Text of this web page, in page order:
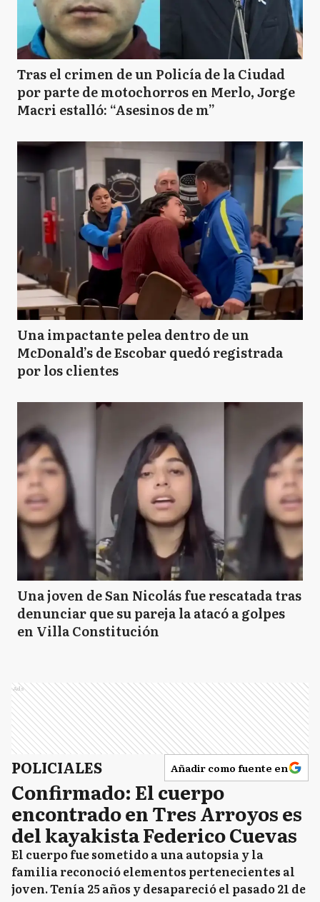
Tras el crimen de un Policía de la Ciudad
por parte de motochorros en Merlo, Jorge
Macri estalló: “Asesinos de m”
Una impactante pelea dentro de un
McDonald’s de Escobar quedó registrada
por los clientes
Una joven de San Nicolás fue rescatada tras
denunciar que su pareja la atacó a golpes
en Villa Constitución
Ads
POLICIALES Añadir como fuente en
Confirmado: El cuerpo
encontrado en Tres Arroyos es
del kayakista Federico Cuevas
El cuerpo fue sometido a una autopsia y la
familia reconoció elementos pertenecientes al
joven. Tenía 25 años y desapareció el pasado 21 de